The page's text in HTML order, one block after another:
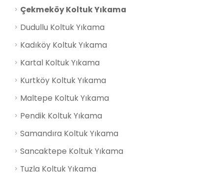
Çekmeköy Koltuk Yıkama
Dudullu Koltuk Yıkama
Kadıköy Koltuk Yıkama
Kartal Koltuk Yıkama
Kurtköy Koltuk Yıkama
Maltepe Koltuk Yıkama
Pendik Koltuk Yıkama
Samandıra Koltuk Yıkama
Sancaktepe Koltuk Yıkama
Tuzla Koltuk Yıkama